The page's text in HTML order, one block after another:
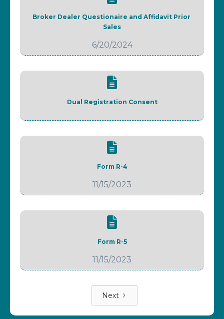
Broker Dealer Questionaire and Affidavit Prior
Sales
6/20/2024
Dual Registration Consent
Form R-4
11/15/2023
Form R-5
11/15/2023
Next